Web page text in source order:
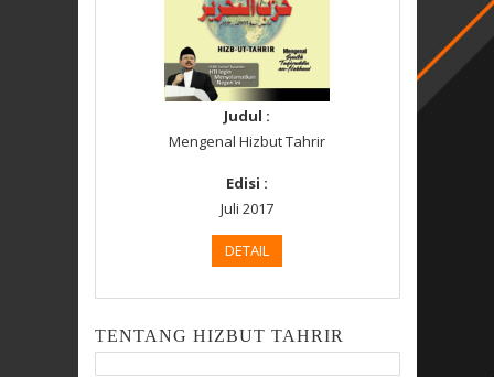
Judul :
Mengenal Hizbut Tahrir
Edisi :
Juli 2017
DETAIL
TENTANG HIZBUT TAHRIR